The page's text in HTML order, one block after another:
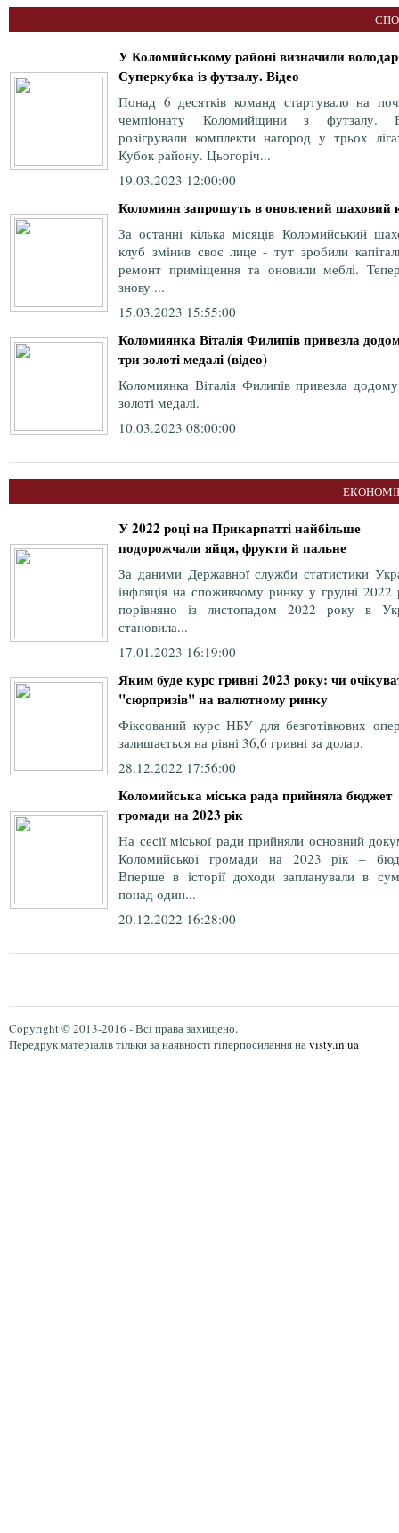
У Коломийському районі визначили
Суперкубка із футзалу. Відео
Понад 6 десятків команд стартувало на
чемпіонату Коломийщини з футзалу.
розігрували комплекти нагород у трьох
Кубок району. Цьогоріч...
19.03.2023 12:00:00
Коломиян запрошуть в оновлений шаховий
За останні кілька місяців Коломийський
клуб змінив своє лице - тут зробили
ремонт приміщення та оновили меблі.
знову ...
15.03.2023 15:55:00
Коломиянка Віталія Филипів привезла
три золоті медалі (відео)
Коломиянка Віталія Филипів привезла
золоті медалі.
10.03.2023 08:00:00
У 2022 році на Прикарпатті найбільше
подорожчали яйця, фрукти й пальне
За даними Державної служби статистики
інфляція на споживчому ринку у грудні 2022
порівняно із листопадом 2022 року в
становила...
17.01.2023 16:19:00
Яким буде курс гривні 2023 року: чи
"сюрпризів" на валютному ринку
Фіксований курс НБУ для безготівкових
залишається на рівні 36,6 гривні за долар.
28.12.2022 17:56:00
Коломийська міська рада прийняла бюджет
громади на 2023 рік
На сесії міської ради прийняли основний
Коломийської громади на 2023 рік –
Вперше в історії доходи запланували в
понад один...
20.12.2022 16:28:00
Copyright © 2013-2016 - Всі права захищено.
Передрук матеріалів тільки за наявності гіперпосилання наvisty.in.ua